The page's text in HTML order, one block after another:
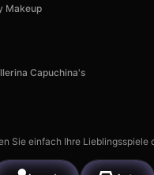
Makeup
Capuchina's
Sie einfach Ihre Lieblingsspiele